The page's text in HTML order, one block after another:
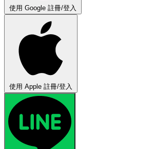
使用 Google 註冊/登入
使用 Apple 註冊/登入